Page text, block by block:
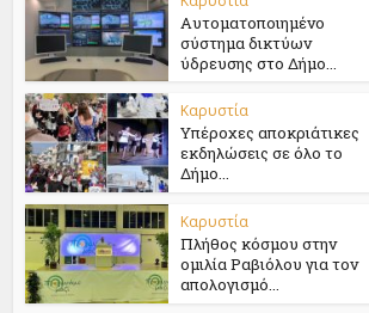
Αυτοματοποιημένο
σύστημα δικτύων
ύδρευσης στο Δήμο...
Καρυστία
Υπέροχες αποκριάτικες
εκδηλώσεις σε όλο το
Δήμο...
Καρυστία
Πλήθος κόσμου στην
ομιλία Ραβιόλου για τον
απολογισμό...